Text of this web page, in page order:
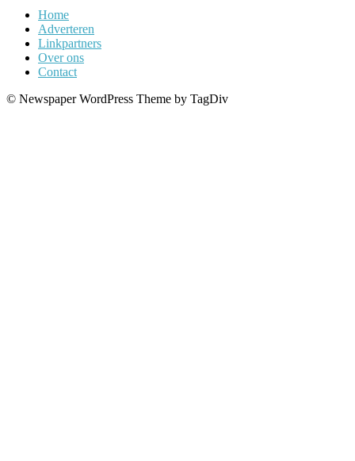
Home
Adverteren
Linkpartners
Over ons
Contact
© Newspaper WordPress Theme by TagDiv